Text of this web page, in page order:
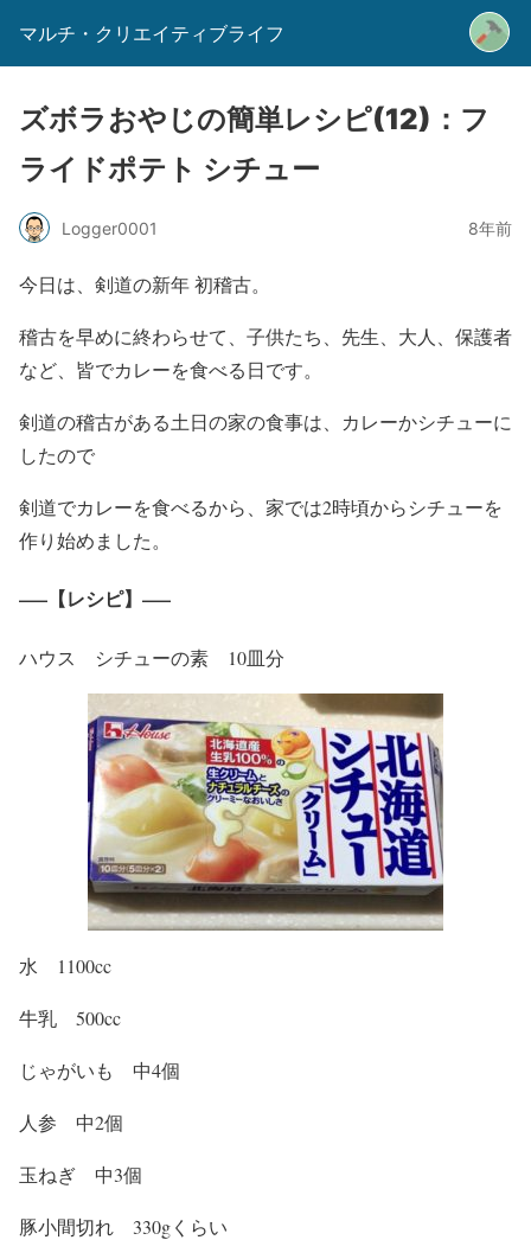
マルチ・クリエイティブライフ
ズボラおやじの簡単レシピ(12)：フ
ライドポテト シチュー
Logger0001 8年前
今日は、剣道の新年 初稽古。
稽古を早めに終わらせて、子供たち、先生、大人、保護者
など、皆でカレーを食べる日です。
剣道の稽古がある土日の家の食事は、カレーかシチューに
したので
剣道でカレーを食べるから、家では2時頃からシチューを
作り始めました。
—–【レシピ】—–
ハウス シチューの素 10皿分
水 1100cc
牛乳 500cc
じゃがいも 中4個
人参 中2個
玉ねぎ 中3個
豚小間切れ 330gくらい